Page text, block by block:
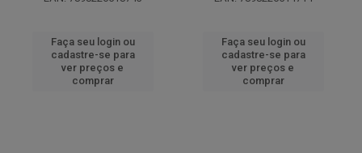
Faça seu login ou
cadastre-se para
ver preços e
comprar
Faça seu login ou
cadastre-se para
ver preços e
comprar